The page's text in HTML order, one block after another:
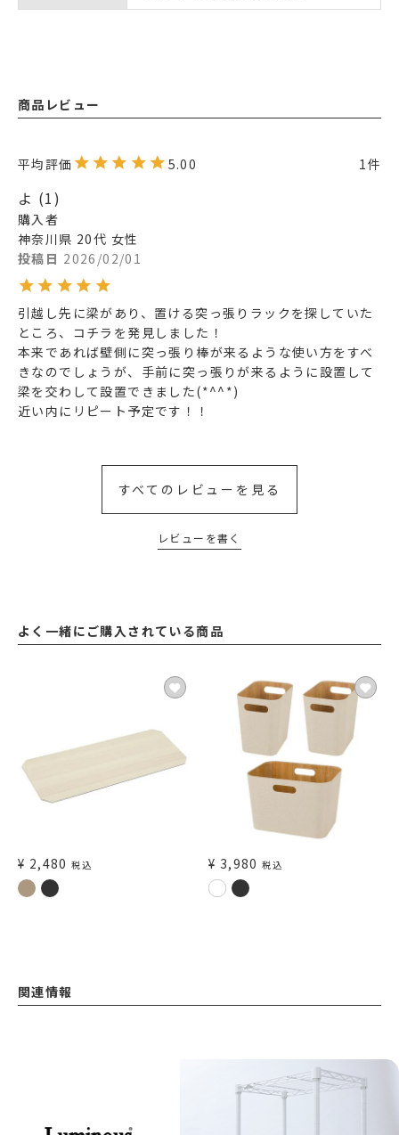
商品レビュー
5.00 1
よ 1
購入者
神奈川県 20代 女性
投稿日 2026/02/01
引越し先に梁があり、置ける突っ張りラックを探していた
ところ、コチラを発見しました！
本来であれば壁側に突っ張り棒が来るような使い方をすべ
きなのでしょうが、手前に突っ張りが来るように設置して
梁を交わして設置できました(*^^*)
近い内にリピート予定です！！
すべてのレビューを見る
レビューを書く
よく一緒にご購入されている商品
¥ 2,480 税込 ¥ 3,980 税込
関連情報